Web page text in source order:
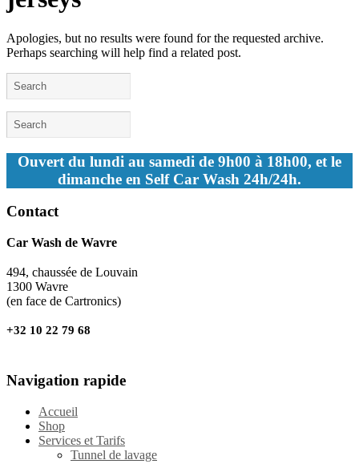
Apologies, but no results were found for the requested archive.
Perhaps searching will help find a related post.
Ouvert du lundi au samedi de 9h00 à 18h00, et le
dimanche en Self Car Wash 24h/24h.
Contact
Car Wash de Wavre
494, chaussée de Louvain
1300 Wavre
(en face de Cartronics)
+32 10 22 79 68
Navigation rapide
Accueil
Shop
Services et Tarifs
Tunnel de lavage